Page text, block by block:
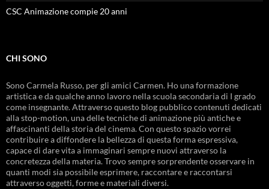
CSC Animazione compie 20 anni
CHI SONO
Sono Carmela Russo, per gli amici Carmen. Ho una formazione
artistica e da qualche anno lavoro nella scuola secondaria di I grado
come insegnante. Attraverso questo blog pubblico contenuti dedicati
alla stop-motion, una delle tecniche di animazione più antiche e
affascinanti della storia del cinema. Con questo spazio vorrei
contribuire a diffondere la bellezza di questa forma espressiva,
capace di dare vita a immaginari sempre nuovi attraverso la
concretezza della materia. Trovo sempre sorprendente osservare in
quanti modi sia possibile esprimere, raccontare e raccontarsi
attraverso oggetti, forme e materiali diversi.